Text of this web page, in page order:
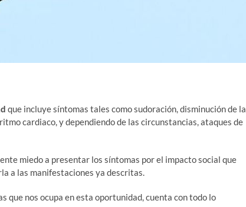
que incluye síntomas tales como sudoración, disminución de la
cardiaco, y dependiendo de las circunstancias, ataques de
miedo a presentar los síntomas por el impacto social que
a las manifestaciones ya descritas.
que nos ocupa en esta oportunidad, cuenta con todo lo